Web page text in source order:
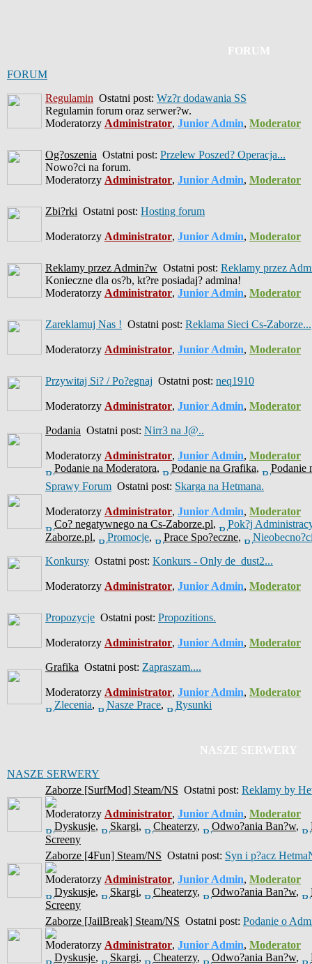
FORUM
FORUM
Regulamin Ostatni post: Wz?r dodawania SS
Regulamin forum oraz serwer?w.
Moderatorzy Administrator, Junior Admin, Moderator
Og?oszenia Ostatni post: Przelew Poszed? Operacja...
Nowo?ci na forum.
Moderatorzy Administrator, Junior Admin, Moderator
Zbi?rki Ostatni post: Hosting forum
Moderatorzy Administrator, Junior Admin, Moderator
Reklamy przez Admin?w Ostatni post: Reklamy przez
Konieczne dla os?b, kt?re posiadaj? admina!
Moderatorzy Administrator, Junior Admin, Moderator
Zareklamuj Nas ! Ostatni post: Reklama Sieci Cs-Zaborze...
Moderatorzy Administrator, Junior Admin, Moderator
Przywitaj Si? / Po?egnaj Ostatni post: neq1910
Moderatorzy Administrator, Junior Admin, Moderator
Podania Ostatni post: Nirr3 na J@..
Moderatorzy Administrator, Junior Admin, Moderator
Podanie na Moderatora, Podanie na Grafika,
Podanie
Sprawy Forum Ostatni post: Skarga na Hetmana.
Moderatorzy Administrator, Junior Admin, Moderator
Co? negatywnego na Cs-Zaborze.pl,
Pok?j
Zaborze.pl, Promocje, Prace Spo?eczne,
Konkursy Ostatni post: Konkurs - Only de_dust2...
Moderatorzy Administrator, Junior Admin, Moderator
Propozycje Ostatni post: Propozitions.
Moderatorzy Administrator, Junior Admin, Moderator
Grafika Ostatni post: Zapraszam....
Moderatorzy Administrator, Junior Admin, Moderator
Zlecenia, Nasze Prace, Rysunki
NASZE SERWERY
NASZE SERWERY
Zaborze [SurfMod] Steam/NS Ostatni post: Reklamy by
Moderatorzy Administrator, Junior Admin, Moderator
Dyskusje, Skargi, Cheaterzy, Odwo?ania Ban?w,
Screeny
Zaborze [4Fun] Steam/NS Ostatni post: Syn i p?acz
Moderatorzy Administrator, Junior Admin, Moderator
Dyskusje, Skargi, Cheaterzy, Odwo?ania Ban?w,
Screeny
Zaborze [JailBreak] Steam/NS Ostatni post: Podanie o
Moderatorzy Administrator, Junior Admin, Moderator
Dyskusje, Skargi, Cheaterzy, Odwo?ania Ban?w,